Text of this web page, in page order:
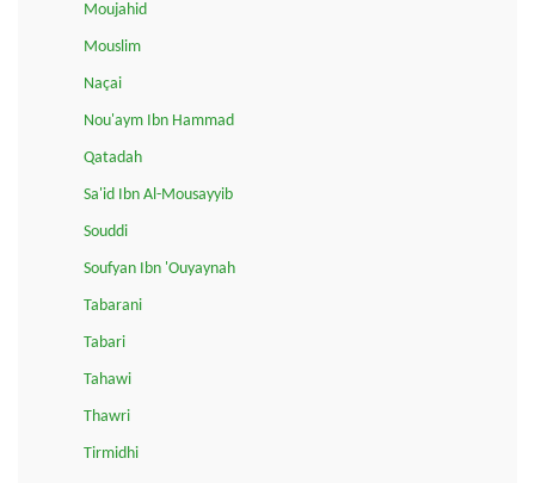
Moujahid
Mouslim
Naçai
Nou'aym Ibn Hammad
Qatadah
Sa'id Ibn Al-Mousayyib
Souddi
Soufyan Ibn 'Ouyaynah
Tabarani
Tabari
Tahawi
Thawri
Tirmidhi